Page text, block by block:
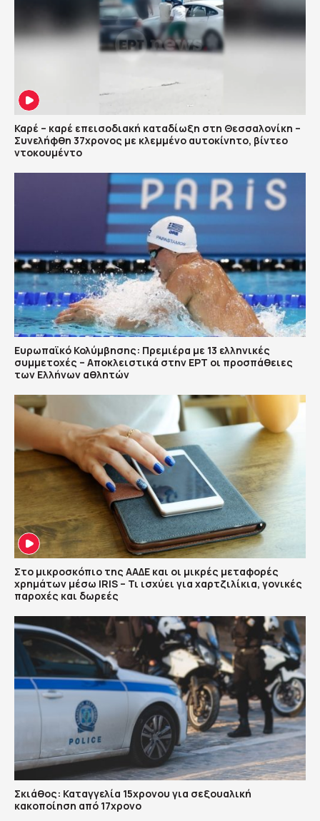
Καρέ – καρέ επεισοδιακή καταδίωξη στη Θεσσαλονίκη –
Συνελήφθη 37χρονος με κλεμμένο αυτοκίνητο, βίντεο
ντοκουμέντο
Ευρωπαϊκό Κολύμβησης: Πρεμιέρα με 13 ελληνικές
συμμετοχές – Αποκλειστικά στην ΕΡΤ οι προσπάθειες
των Ελλήνων αθλητών
Στο μικροσκόπιο της ΑΑΔΕ και οι μικρές μεταφορές
χρημάτων μέσω IRIS – Τι ισχύει για χαρτζιλίκια, γονικές
παροχές και δωρεές
Σκιάθος: Καταγγελία 15χρονου για σεξουαλική
κακοποίηση από 17χρονο